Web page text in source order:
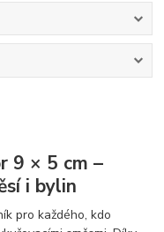
9 × 5 cm –
i bylin
pro každého, kdo